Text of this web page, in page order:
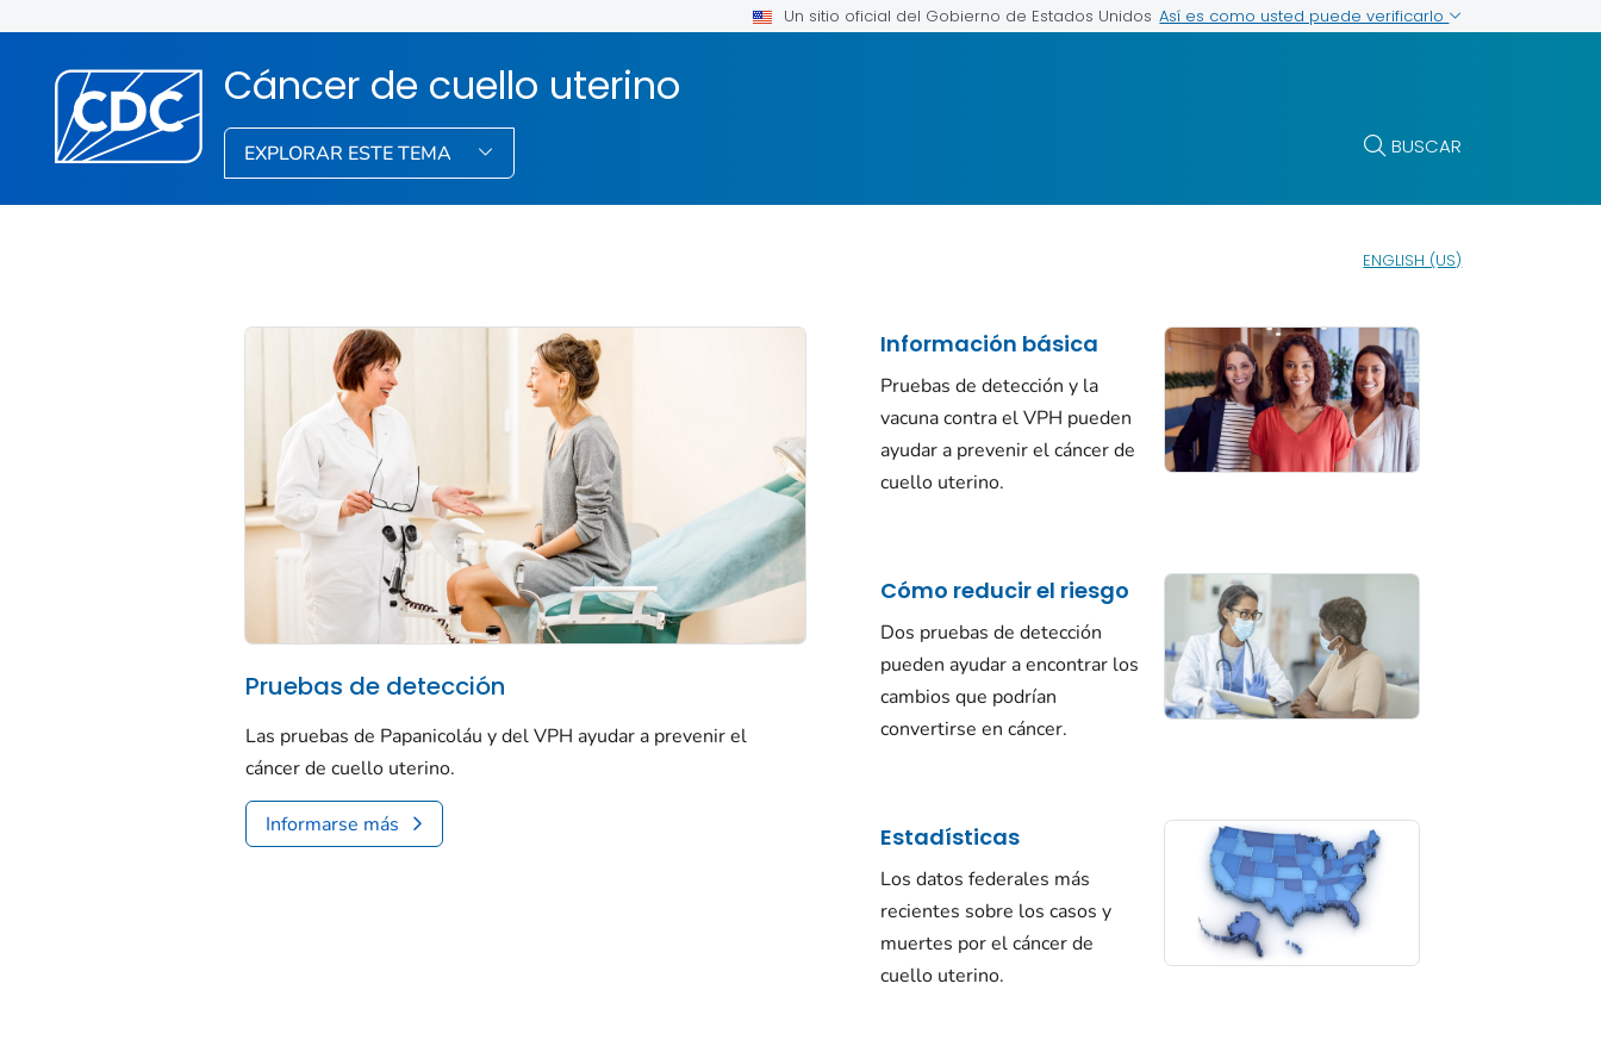
Un sitio oficial del Gobierno de Estados Unidos Así es como usted puede verificarlo
Cáncer de cuello uterino
EXPLORAR ESTE TEMA BUSCAR
ENGLISH (US)
Pruebas de detección
Las pruebas de Papanicoláu y del VPH ayudar a prevenir el
cáncer de cuello uterino.
Informarse más
Información básica
Pruebas de detección y la
vacuna contra el VPH pueden
ayudar a prevenir el cáncer de
cuello uterino.
Cómo reducir el riesgo
Dos pruebas de detección
pueden ayudar a encontrar los
cambios que podrían
convertirse en cáncer.
Estadísticas
Los datos federales más
recientes sobre los casos y
muertes por el cáncer de
cuello uterino.